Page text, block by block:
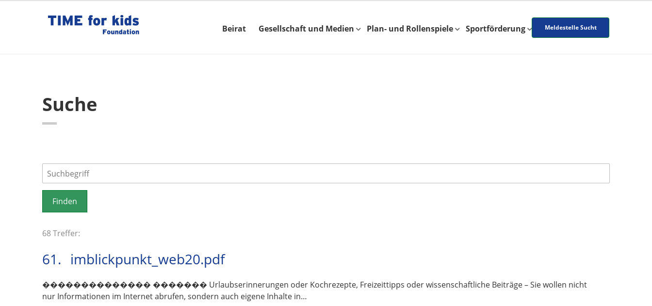
Beirat Gesellschaft und Medien Plan- und Rollenspiele Sportförderung Meldestelle Sucht
Suche
68 Treffer:
61. imblickpunkt_web20.pdf
�������������� ������� Urlaubserinnerungen oder Kochrezepte, Freizeittipps oder wissenschaftliche Beiträge – Sie wollen nicht
nur Informationen im Internet abrufen, sondern auch eigene Inhalte in…